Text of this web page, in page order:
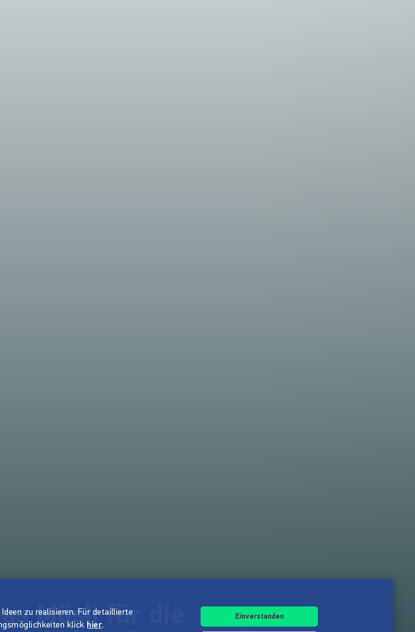
Müsli für die
zu realisieren. Für detaillierte
klick hier.
Einverstanden